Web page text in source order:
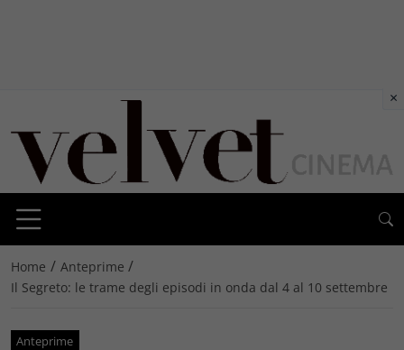
Home / Anteprime /
Il Segreto: le trame degli episodi in onda dal 4 al 10 settembre
Anteprime
×